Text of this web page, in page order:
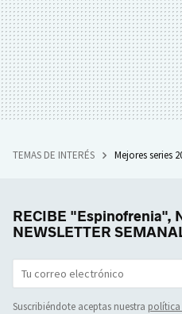
TEMAS DE INTERÉS Mejores series
RECIBE "Espinofrenia",
NEWSLETTER
Suscribiéndote aceptas nuestra política